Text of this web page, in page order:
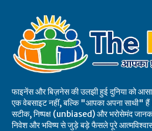
फाइनेंस और बिज़नेस की उलझी हुई दुनिया को
एक वेबसाइट नहीं, बल्कि "आपका अपना साथी" हैं।
सटीक, निष्पक्ष (unbiased) और भरोसेमंद
निवेश और भविष्य से जुड़े बड़े फैसले पूरे